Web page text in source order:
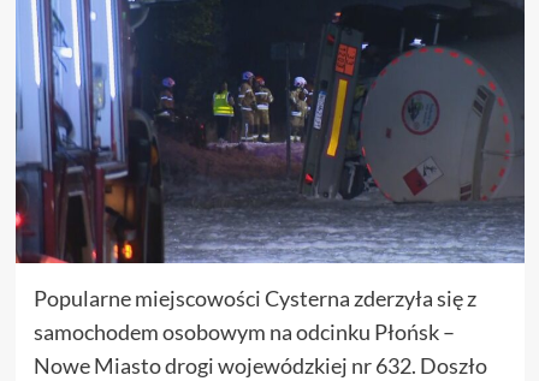
Popularne miejscowości Cysterna zderzyła się z
samochodem osobowym na odcinku Płońsk –
Nowe Miasto drogi wojewódzkiej nr 632. Doszło